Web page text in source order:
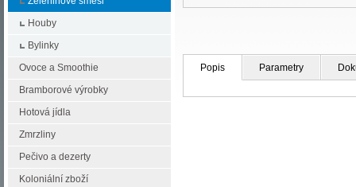
Houby
Bylinky
Ovoce a Smoothie
Bramborové výrobky
Hotová jídla
Zmrzliny
Pečivo a dezerty
Koloniální zboží
Popis Parametry